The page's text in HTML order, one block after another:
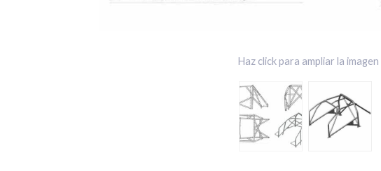
Haz click para ampliar la imagen